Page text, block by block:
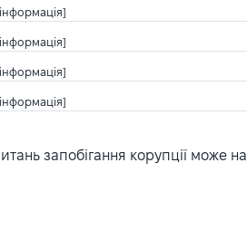
запобігання корупції може